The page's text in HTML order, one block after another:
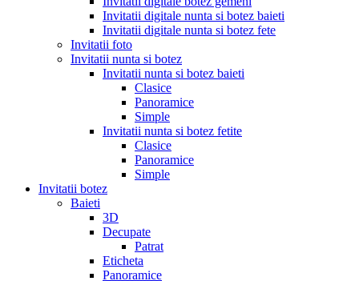
Invitatii digitale nunta si botez baieti
Invitatii digitale nunta si botez fete
Invitatii foto
Invitatii nunta si botez
Invitatii nunta si botez baieti
Clasice
Panoramice
Simple
Invitatii nunta si botez fetite
Clasice
Panoramice
Simple
Invitatii botez
Baieti
3D
Decupate
Patrat
Eticheta
Panoramice